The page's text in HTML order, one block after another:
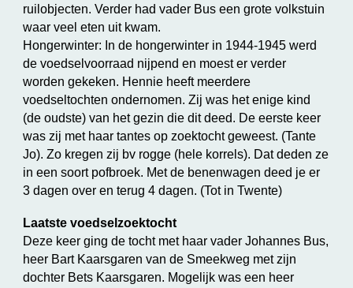
ruilobjecten. Verder had vader Bus een grote volkstuin
waar veel eten uit kwam.
Hongerwinter: In de hongerwinter in 1944-1945 werd
de voedselvoorraad nijpend en moest er verder
worden gekeken. Hennie heeft meerdere
voedseltochten ondernomen. Zij was het enige kind
(de oudste) van het gezin die dit deed. De eerste keer
was zij met haar tantes op zoektocht geweest. (Tante
Jo). Zo kregen zij bv rogge (hele korrels). Dat deden ze
in een soort pofbroek. Met de benenwagen deed je er
3 dagen over en terug 4 dagen. (Tot in Twente)
Laatste voedselzoektocht
Deze keer ging de tocht met haar vader Johannes Bus,
heer Bart Kaarsgaren van de Smeekweg met zijn
dochter Bets Kaarsgaren. Mogelijk was een heer